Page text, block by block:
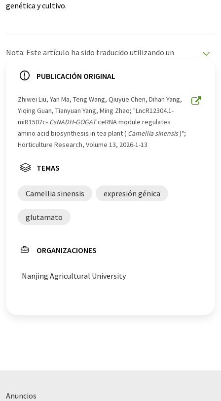
genética y cultivo.
Nota: Este artículo ha sido traducido utilizando un
ofrece estas traducciones automáticas para presentar
este artículo ha sido traducido con traducción
automática, es posible que contenga errores de
vocabulario, sintaxis o gramática. El artículo original en
Inglés se puede encontrar aquí.
PUBLICACIÓN ORIGINAL
Zhiwei Liu, Yan Ma, Teng Wang, Qiuyue Chen, Dihan Yang,
Yiqing Guan, Tianyuan Yang, Ming Zhao; "LncR12304.1-
miR1507c- CsNADH-GOGATceRNA module regulates
amino acid biosynthesis in tea plant ( Camellia sinensis)";
Horticulture Research, Volume 13, 2026-1-13
TEMAS
Camellia sinensis expresión génica
glutamato
ORGANIZACIONES
Nanjing Agricultural University
Anuncios